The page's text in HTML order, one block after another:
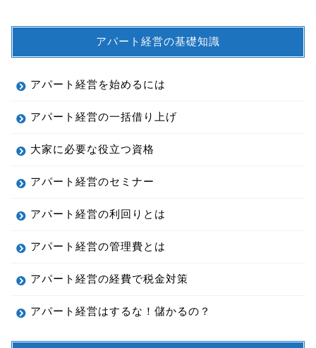
アパート経営の基礎知識
アパート経営を始めるには
アパート経営の一括借り上げ
大家に必要な役立つ資格
アパート経営のセミナー
アパート経営の利回りとは
アパート経営の管理費とは
アパート経営の経費で税金対策
アパート経営はするな！儲かるの？